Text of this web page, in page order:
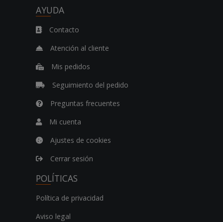
AYUDA
Contacto
Atención al cliente
Mis pedidos
Seguimiento del pedido
Preguntas frecuentes
Mi cuenta
Ajustes de cookies
Cerrar sesión
POLÍTICAS
Política de privacidad
Aviso legal